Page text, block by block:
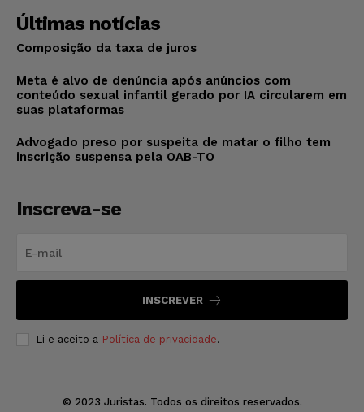
Últimas notícias
Composição da taxa de juros
Meta é alvo de denúncia após anúncios com
conteúdo sexual infantil gerado por IA circularem em
suas plataformas
Advogado preso por suspeita de matar o filho tem
inscrição suspensa pela OAB-TO
Inscreva-se
INSCREVER
Li e aceito a Política de privacidade.
© 2023 Juristas. Todos os direitos reservados.